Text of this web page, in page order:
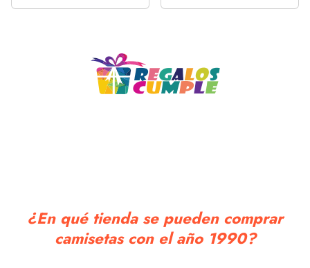
¿En qué tienda se pueden comprar
camisetas con el año 1990?